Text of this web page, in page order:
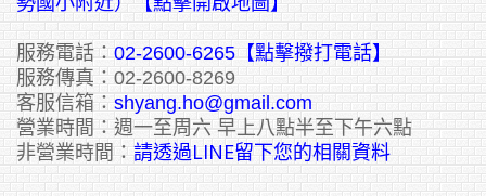
服務電話： 02-2600-6265 【點擊撥打電話】
服務傳真：02-2600-8269
客服信箱： shyang.ho@gmail.com
營業時間：週一至周六 早上八點半至下午六點
非營業時間： 請透過LINE留下您的相關資料